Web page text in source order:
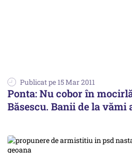
Publicat pe 15 Mar 2011
Ponta: Nu cobor în
Băsescu. Banii de la vămi